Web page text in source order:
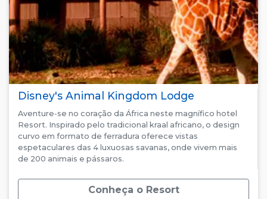
Disney's Animal Kingdom Lodge
Aventure-se no coração da África neste magnífico hotel
Resort. Inspirado pelo tradicional kraal africano, o design
curvo em formato de ferradura oferece vistas
espetaculares das 4 luxuosas savanas, onde vivem mais
de 200 animais e pássaros.
Conheça o Resort